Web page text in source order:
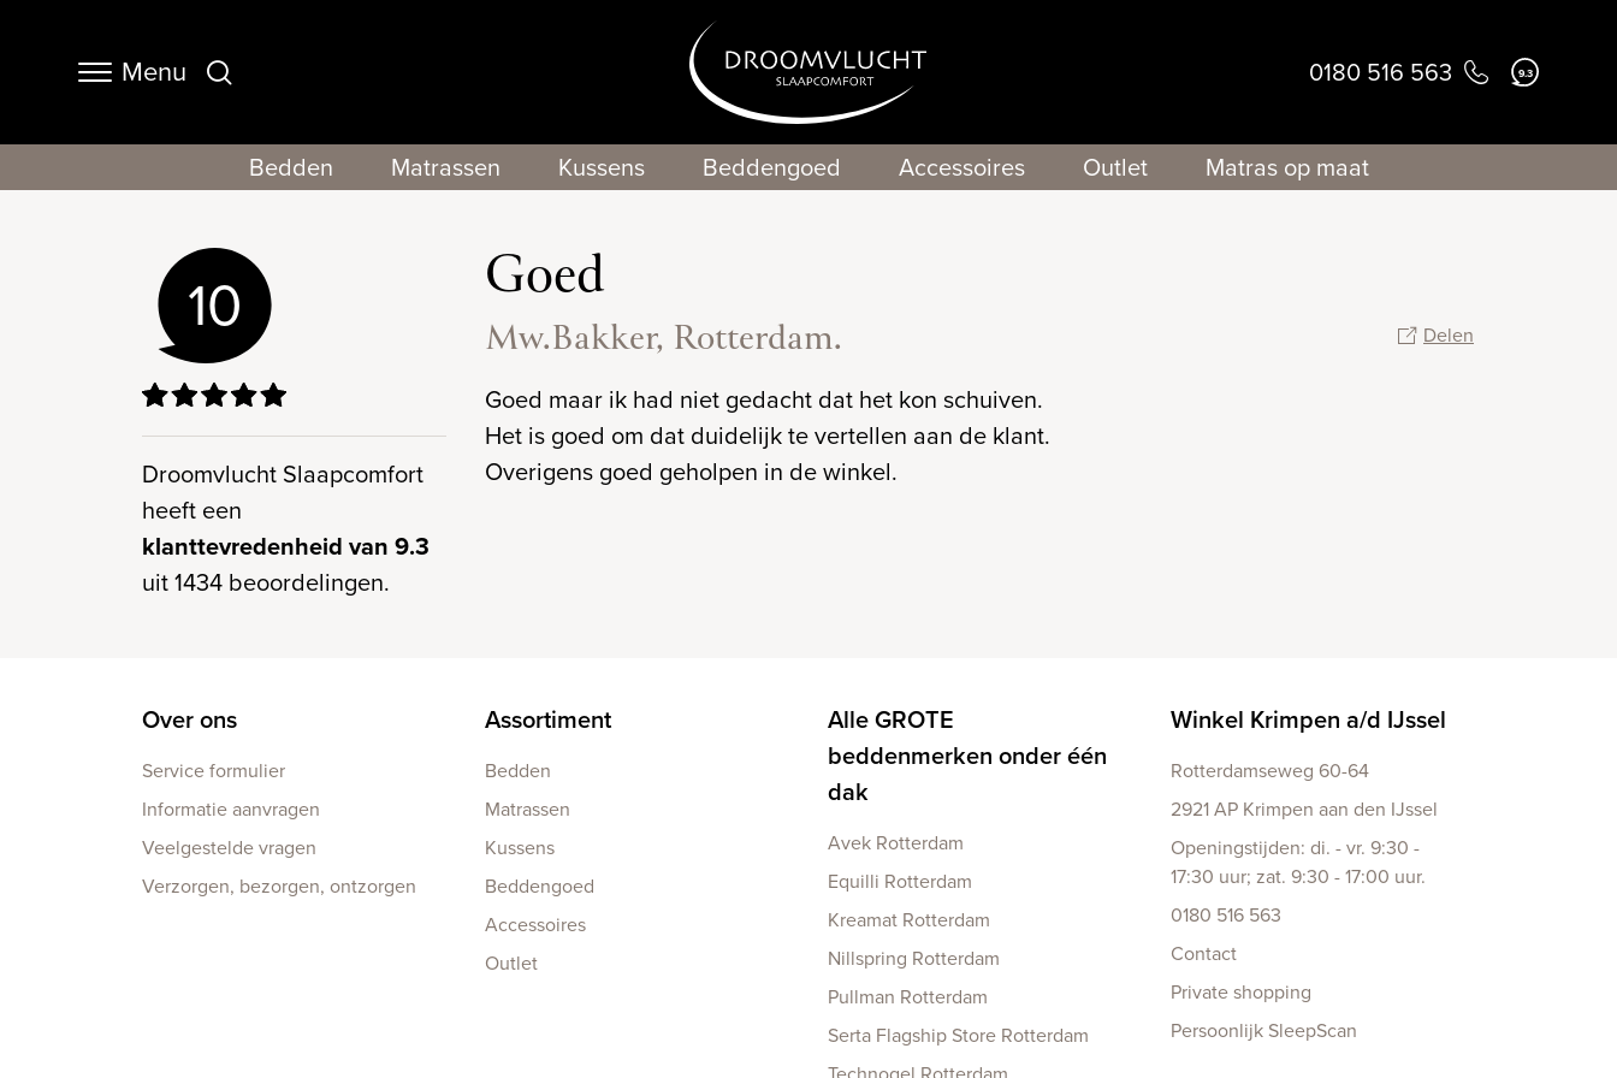
Navigation
Menu 0180 516 563 9.3
Bedden Matrassen Kussens Beddengoed Accessoires Outlet Matras op maat
Goed
Mw.Bakker, Rotterdam. Delen
Goed maar ik had niet gedacht dat het kon schuiven.
Het is goed om dat duidelijk te vertellen aan de klant.
Overigens goed geholpen in de winkel.
10
Droomvlucht Slaapcomfort
heeft een
klanttevredenheid van 9.3
uit 1434 beoordelingen.
Over ons
Service formulier
Informatie aanvragen
Veelgestelde vragen
Verzorgen, bezorgen, ontzorgen
Assortiment
Bedden
Matrassen
Kussens
Beddengoed
Accessoires
Outlet
Alle GROTE
beddenmerken onder één
dak
Avek Rotterdam
Equilli Rotterdam
Kreamat Rotterdam
Nillspring Rotterdam
Pullman Rotterdam
Serta Flagship Store Rotterdam
Winkel Krimpen a/d IJssel
Rotterdamseweg 60-64
2921 AP Krimpen aan den IJssel
Openingstijden: di. - vr. 9:30 -
17:30 uur; zat. 9:30 - 17:00 uur.
0180 516 563
Contact
Private shopping
Persoonlijk SleepScan